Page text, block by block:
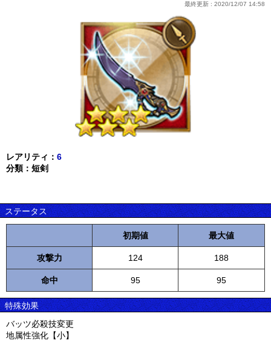
最終更新 : 2020/12/07 14:58
レアリティ： 6
分類：短剣
ステータス
初期値 最大値
攻撃力 124 188
命中 95 95
特殊効果
バッツ必殺技変更
地属性強化【小】